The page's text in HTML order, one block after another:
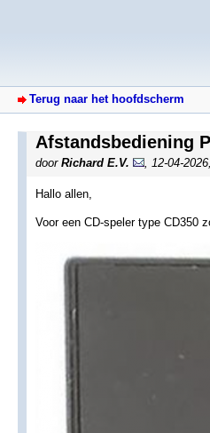
Terug naar het hoofdscherm
Afstandsbediening
door Richard E.V. 12-04-
Hallo allen,
Voor een CD-speler type CD350